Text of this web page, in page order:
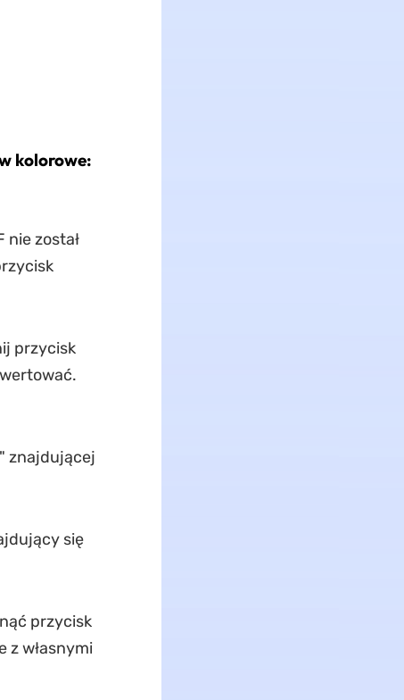
kolorowe:
został
przycisk
znajdującej
się
przycisk
z własnymi